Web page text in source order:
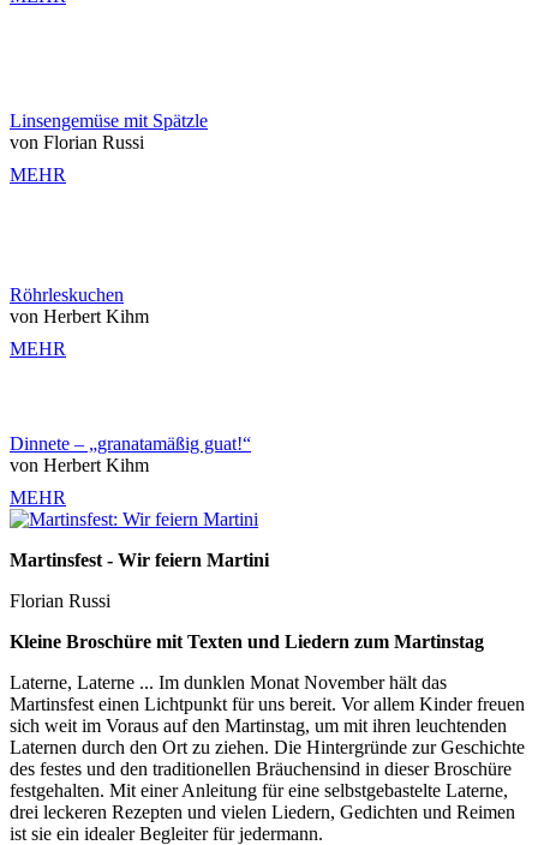
Linsengemüse mit Spätzle
von Florian Russi
MEHR
Röhrleskuchen
von Herbert Kihm
MEHR
Dinnete – „granatamäßig guat!“
von Herbert Kihm
MEHR
Martinsfest - Wir feiern Martini
Florian Russi
Kleine Broschüre mit Texten und Liedern zum Martinstag
Laterne, Laterne ... Im dunklen Monat November hält das
Martinsfest einen Lichtpunkt für uns bereit. Vor allem Kinder freuen
sich weit im Voraus auf den Martinstag, um mit ihren leuchtenden
Laternen durch den Ort zu ziehen. Die Hintergründe zur Geschichte
des festes und den traditionellen Bräuchensind in dieser Broschüre
festgehalten. Mit einer Anleitung für eine selbstgebastelte Laterne,
drei leckeren Rezepten und vielen Liedern, Gedichten und Reimen
ist sie ein idealer Begleiter für jedermann.